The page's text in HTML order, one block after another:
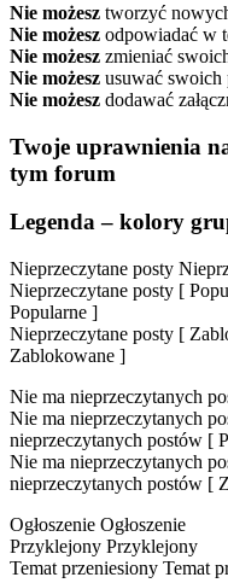
Nie możesz tworzyć
Nie możesz odpowiadać w
Nie możesz zmieniać
Nie możesz usuwać swoich
Nie możesz dodawać
Twoje uprawnienia
tym forum
Legenda – kolory
Nieprzeczytane posty
Nieprzeczytane posty [
Popularne ]
Nieprzeczytane posty [
Zablokowane ]
Nie ma nieprzeczytanych
Nie ma nieprzeczytanych
nieprzeczytanych postów [
Nie ma nieprzeczytanych
nieprzeczytanych postów [
Ogłoszenie Ogłoszenie
Przyklejony Przyklejony
Temat przeniesiony Temat